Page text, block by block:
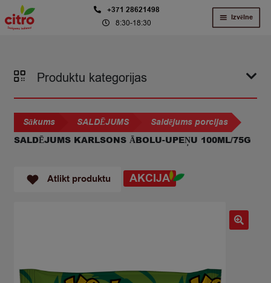
Skip
to
Skip
to
+371 28621498
8:30-18:30
Izvēlne
Produktu kategorijas
Sākums SALDĒJUMS
Saldējums porcijas
SALDĒJUMS KARLSONS ĀBOLU-UPEŅU 100ML/75G
Atlikt produktu AKCIJA